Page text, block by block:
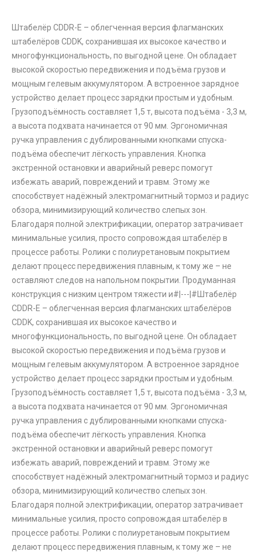
Штабелёр CDDR-E – облегченная версия флагманских
штабелёров CDDK, сохранившая их высокое качество и
многофункциональность, по выгодной цене. Он обладает
высокой скоростью передвижения и подъёма грузов и
мощным гелевым аккумулятором. А встроенное зарядное
устройство делает процесс зарядки простым и удобным.
Грузоподъёмность составляет 1,5 т, высота подъёма - 3,3 м,
а высота подхвата начинается от 90 мм. Эргономичная
ручка управления с дублированными кнопками спуска-
подъёма обеспечит лёгкость управления. Кнопка
экстренной остановки и аварийный реверс помогут
избежать аварий, повреждений и травм. Этому же
способствует надёжный электромагнитный тормоз и радиус
обзора, минимизирующий количество слепых зон.
Благодаря полной электрификации, оператор затрачивает
минимальные усилия, просто сопровождая штабелёр в
процессе работы. Ролики с полиуретановым покрытием
делают процесс передвижения плавным, к тому же – не
оставляют следов на напольном покрытии. Продуманная
конструкция с низким центром тяжести и#|---|#Штабелёр
CDDR-E – облегченная версия флагманских штабелёров
CDDK, сохранившая их высокое качество и
многофункциональность, по выгодной цене. Он обладает
высокой скоростью передвижения и подъёма грузов и
мощным гелевым аккумулятором. А встроенное зарядное
устройство делает процесс зарядки простым и удобным.
Грузоподъёмность составляет 1,5 т, высота подъёма - 3,3 м,
а высота подхвата начинается от 90 мм. Эргономичная
ручка управления с дублированными кнопками спуска-
подъёма обеспечит лёгкость управления. Кнопка
экстренной остановки и аварийный реверс помогут
избежать аварий, повреждений и травм. Этому же
способствует надёжный электромагнитный тормоз и радиус
обзора, минимизирующий количество слепых зон.
Благодаря полной электрификации, оператор затрачивает
минимальные усилия, просто сопровождая штабелёр в
процессе работы. Ролики с полиуретановым покрытием
делают процесс передвижения плавным, к тому же – не